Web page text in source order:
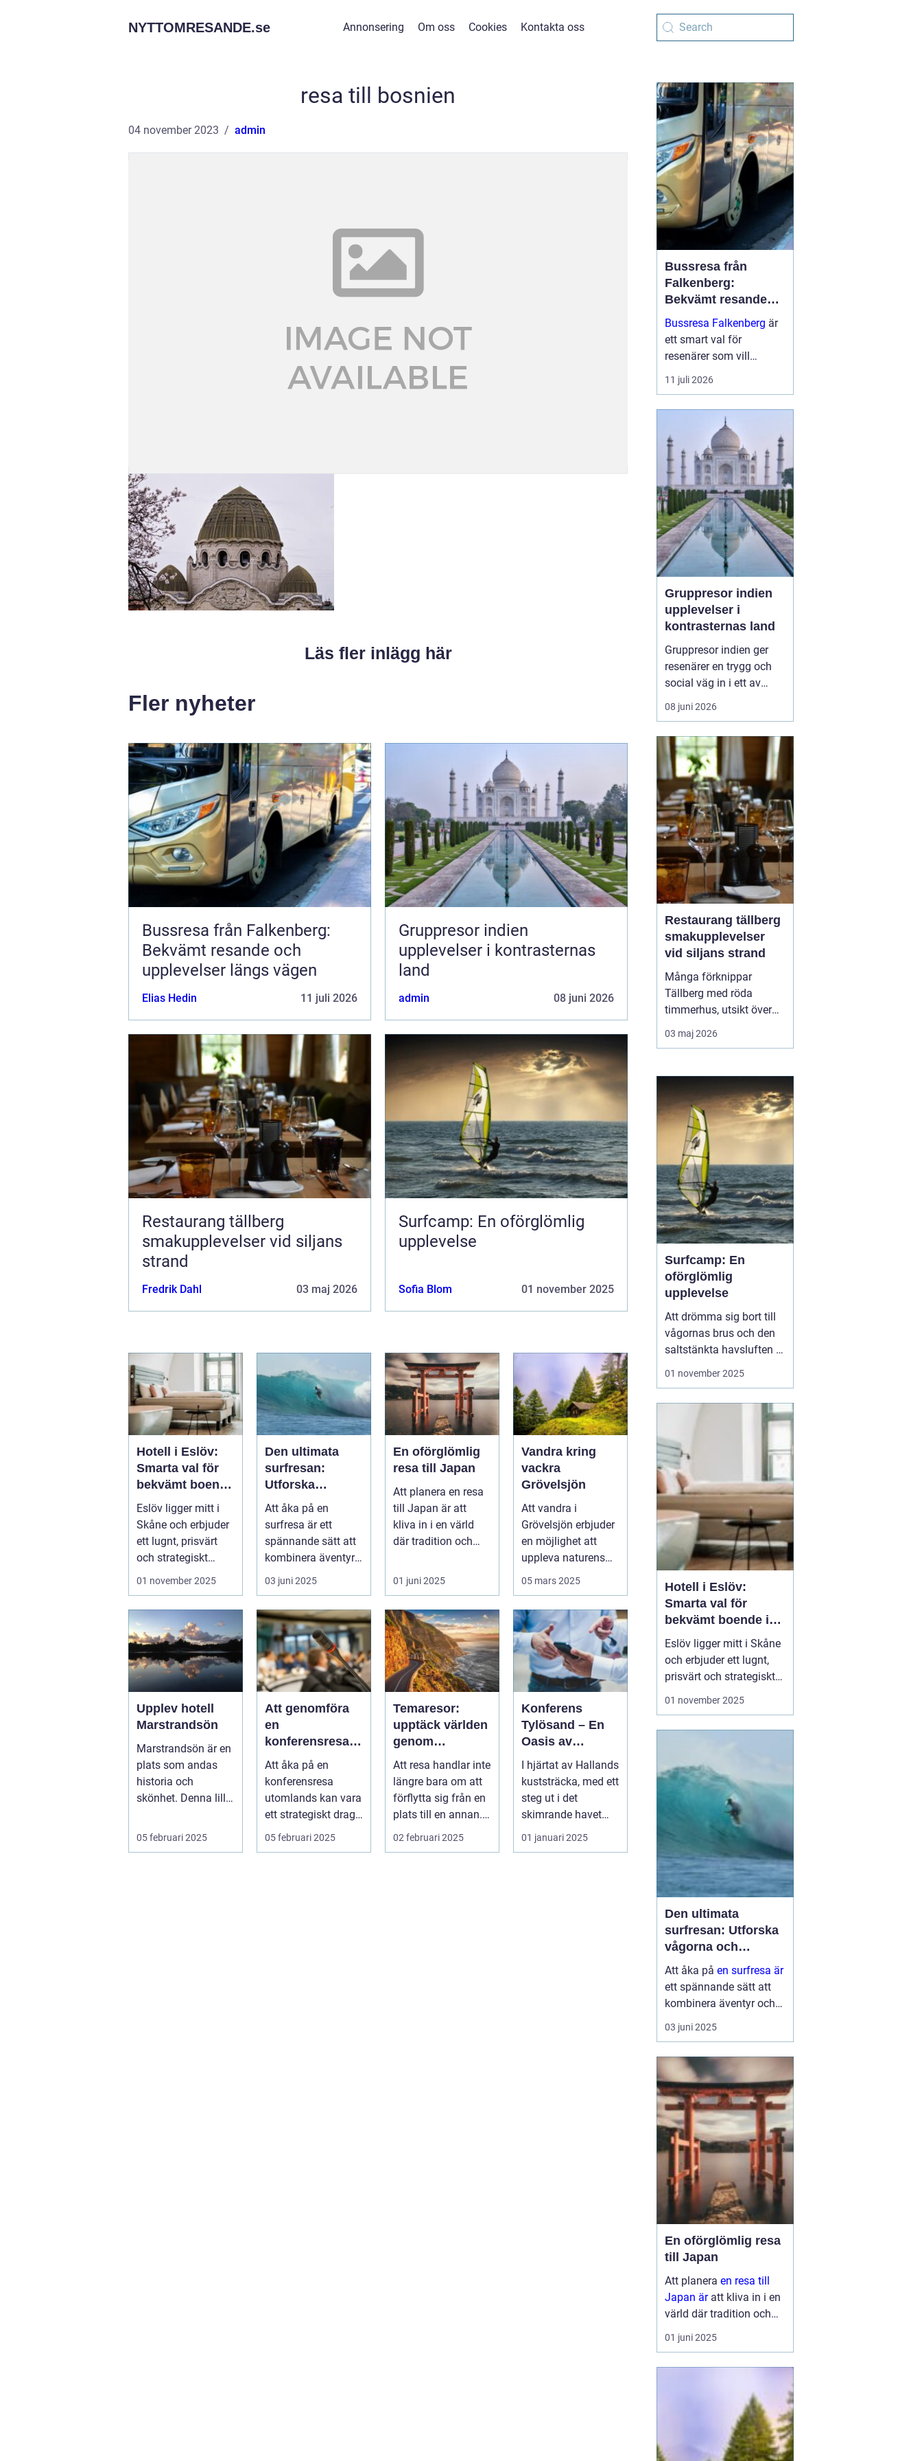
NYTTOMRESANDE.se Annonsering Om oss Cookies Kontakta oss
resa till bosnien
04 november 2023 admin
Läs fler inlägg här
Fler nyheter
Bussresa från Falkenberg:
Bekvämt resande och
upplevelser längs vägen
Elias Hedin 11 juli 2026
Gruppresor indien
upplevelser i kontrasternas
land
admin 08 juni 2026
Restaurang tällberg
smakupplevelser vid siljans
strand
Fredrik Dahl 03 maj 2026
Surfcamp: En oförglömlig
upplevelse
Sofia Blom 01 november 2025
Hotell i Eslöv:
Smarta val för
bekvämt boende
i hjärtat av
Skåne
Eslöv ligger mitt i
Skåne och erbjuder
ett lugnt, prisvärt
och strategiskt
boendealt...
01 november 2025
Den ultimata
surfresan:
Utforska
vågorna och
upptäck
äventyret
Att åka på en
surfresa är ett
spännande sätt att
kombinera äventyr
o...
03 juni 2025
En oförglömlig
resa till Japan
Att planera en resa
till Japan är att
kliva in i en värld
där tradition och
01 juni 2025
Vandra kring
vackra
Grövelsjön
Att vandra i
Grövelsjön erbjuder
en möjlighet att
uppleva naturens
05 mars 2025
Upplev hotell
Marstrandsön
Marstrandsön är en
plats som andas
historia och
skönhet. Denna lilla
05 februari 2025
Att genomföra
en
konferensresa
utomlands: En
möjlighet för
tillväxt och
samarbete
Att åka på en
konferensresa
utomlands kan vara
ett strategiskt drag
för företa...
05 februari 2025
Temaresor:
upptäck världen
genom
tematiska
upplevelser
Att resa handlar inte
längre bara om att
förflytta sig från en
plats till en annan.
02 februari 2025
Konferens
Tylösand – En
Oasis av
Möjligheter
I hjärtat av Hallands
kuststräcka, med ett
steg ut i det
skimrande havet
och den mjuka
san...
01 januari 2025
Bussresa från
Falkenberg:
Bekvämt resande
och upplevelser
längs vägen
Bussresa Falkenberg är
ett smart val för
resenärer som vill
kombinera enkel logistik,
prisvärda lösningar och
11 juli 2026
Gruppresor indien
upplevelser i
kontrasternas land
Gruppresor indien ger
resenärer en trygg och
social väg in i ett av
världens mest färgstarka
länder. Landet bjuder på
heliga platser och
myllrande städer, mellan
snöklädda bergstoppar
och tropiska stränder.
Med en erfaren res...
08 juni 2026
Restaurang tällberg
smakupplevelser
vid siljans strand
Många förknippar
Tällberg med röda
timmerhus, utsikt över
Siljan och klassiska
dalatraditioner. Men byn
matdestination. Här
möts resenärer som vill
äta genuint, närodlat och
vällagat utan att tumma
på vare sig kvalitet ell...
03 maj 2026
Surfcamp: En
oförglömlig
upplevelse
Att drömma sig bort till
vågornas brus och den
saltstänkta havsluften är
en längtan många
surfcamp som ett
perfekt alternati...
01 november 2025
Hotell i Eslöv:
Smarta val för
bekvämt boende i
hjärtat av Skåne
Eslöv ligger mitt i Skåne
och erbjuder ett lugnt,
prisvärt och strategiskt
boendealternativ för
parkering ...
01 november 2025
Den ultimata
surfresan: Utforska
vågorna och
upptäck äventyret
Att åka på en surfresa är
ett spännande sätt att
kombinera äventyr och
avkoppling. Det ger
möjlighet att uppleva
samtidigt som man
utvecklar en ny f&au...
03 juni 2025
En oförglömlig resa
till Japan
Att planera en resa till
Japan äratt kliva in i en
värld där tradition och
modernitet möts. Detta
fascinerande land
01 juni 2025